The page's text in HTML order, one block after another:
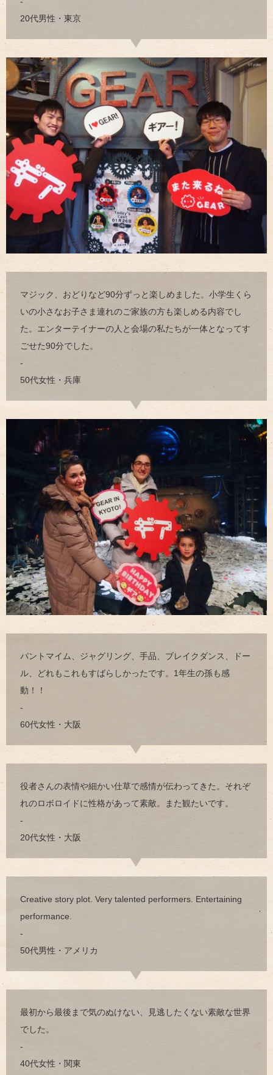
20代男性・東京
マジック、おどりなど90分ずっと楽しめました。小学生くら
いの小さなお子さま連れのご家族の方も楽しめる内容でし
た。エンターテイナーの人と会場の私たちが一体となってす
ごせた90分でした。
-
50代女性・兵庫
パントマイム、ジャグリング、手品、ブレイクダンス、ドー
ル、どれもこれもすばらしかったです。1年生の孫も感
動！！
-
60代女性・大阪
役者さんの表情や細かい仕草で感情が伝わってきた。それぞ
れのロボロイドに性格があって素敵。また観たいです。
-
20代女性・大阪
Creative story plot. Very talented performers. Entertaining
performance.
-
50代男性・アメリカ
最初から最後まで気のぬけない、見逃したくない素敵な世界
でした。
-
40代女性・関東